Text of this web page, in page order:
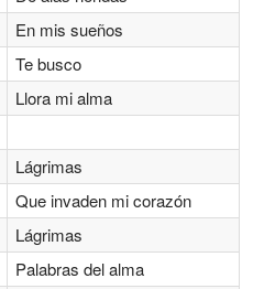
En mis sueños
Te busco
Llora mi alma
Lágrimas
Que invaden mi corazón
Lágrimas
Palabras del alma